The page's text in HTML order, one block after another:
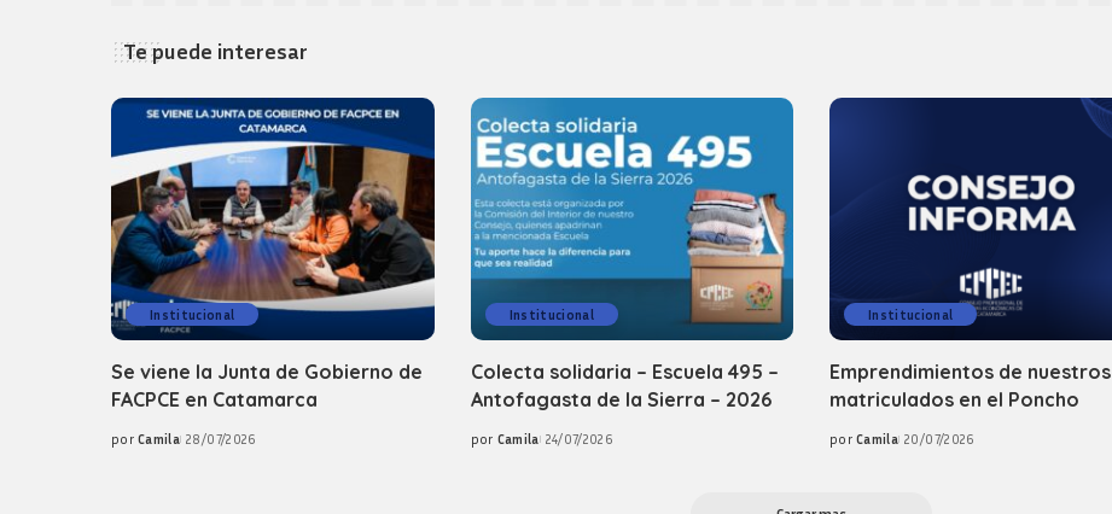
Te puede interesar
Institucional
Se viene la Junta de Gobierno de
FACPCE en Catamarca
Posted
por Camila 28/07/2026
Institucional
Colecta solidaria – Escuela 495 –
Antofagasta de la Sierra – 2026
Posted
por Camila 24/07/2026
Institucional
Emprendimientos de nuestros
matriculados en el Poncho
Posted
por Camila 20/07/2026